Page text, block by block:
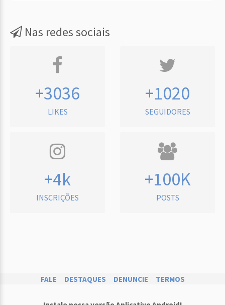
Nas redes sociais
+3036
LIKES
+1020
SEGUIDORES
+4k
INSCRIÇÕES
+100K
POSTS
FALE DESTAQUES DENUNCIE TERMOS